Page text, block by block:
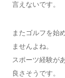
言えないです。
またゴルフを始
ませんよね。
スポーツ経験が
良さそうです。